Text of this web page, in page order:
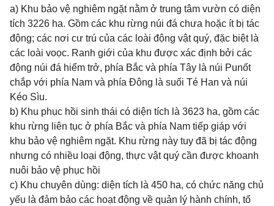
a) Khu bảo vệ nghiêm ngặt nằm ở trung tâm vườn có diện
tích 3226 ha. Gồm các khu rừng núi đá chưa hoặc ít bị tác
động; các nơi cư trú của các loài động vật quý, đặc biệt là
các loài voọc. Ranh giới của khu được xác định bởi các
động núi đá hiểm trở, phía Bắc và phía Tây là núi Punốt
chắp với phía Nam và phía Đông là suối Té Han và núi
Kéo Sìu.
b) Khu phục hồi sinh thái có diện tích là 3623 ha, gồm các
khu rừng liên tục ở phía Bắc và phía Nam tiếp giáp với
khu bảo vệ nghiêm ngặt. Khu rừng này tuy đã bị tác động
nhưng có nhiều loại động, thực vật quý cần được khoanh
nuôi bảo vệ phục hồi
c) Khu chuyên dùng: diện tích là 450 ha, có chức năng chủ
yếu là đảm bảo các hoạt động về quản lý hành chính, tổ